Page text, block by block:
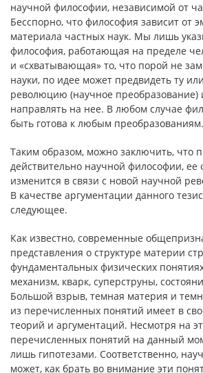
научной философии, независимой от
Бесспорно, что философия зависит от
материала частных наук. Мы лишь
философия, работающая на пределе
и «схватывающая» то, что порой не
науки, по идее может предвидеть ту
революцию (научное преобразование)
направлять на нее. В любом случае
быть готова к любым преобразованиям.
Таким образом, можно заключить, что
действительно научной философии, ее
изменится в связи с новой научной
В качестве аргументации данного
следующее.
Как известно, современные
представления о структуре материи
фундаментальных физических
механизм, кварк, суперструны,
Большой взрыв, темная материя и
из перечисленных понятий имеет в
теорий и аргументаций. Несмотря на
перечисленных понятий на данный
лишь гипотезами. Соответственно,
может, как брать во внимание эти